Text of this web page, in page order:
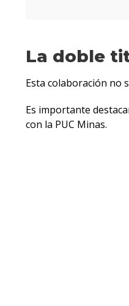
La doble
Esta colaboración no
Es importante
con la PUC Minas.